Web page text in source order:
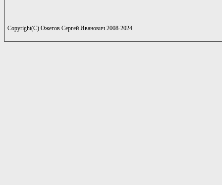
Copyright(C) Ожегов Сергей Иванович 2008-2024